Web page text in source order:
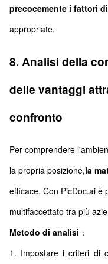
precocemente i fattori
appropriate.
8. Analisi della
delle vantaggi
confronto
Per comprendere
la propria posizione,la
efficace. Con PicDoc.ai è
multifaccettato tra più
Metodo di analisi ：
1. Impostare i criteri di